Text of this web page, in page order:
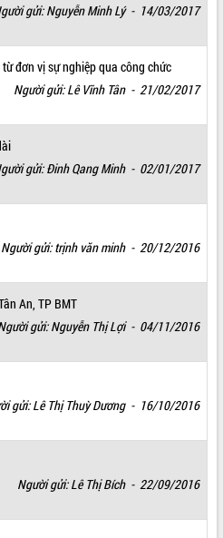
gửi: Nguyễn Minh Lý - 14/03/2017
đơn vị sự nghiệp qua công chức
Người gửi: Lê Vĩnh Tân - 21/02/2017
gửi: Đinh Qang Minh - 02/01/2017
Người gửi: trịnh văn minh - 20/12/2016
An, TP BMT
gửi: Nguyễn Thị Lợi - 04/11/2016
gửi: Lê Thị Thuỳ Dương - 16/10/2016
Người gửi: Lê Thị Bích - 22/09/2016